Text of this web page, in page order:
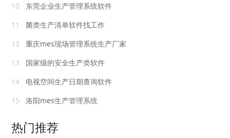
10
东莞企业生产管理系统软件
11
菌类生产清单软件找工作
12
重庆mes现场管理系统生产厂家
13
国家级的安全生产类软件
14
电视空间生产日期查询软件
15
洛阳mes生产管理系统
热门推荐